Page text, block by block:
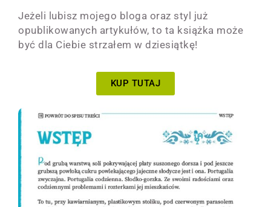
Jeżeli lubisz mojego bloga oraz styl już
opublikowanych artykułów, to ta książka może
być dla Ciebie strzałem w dziesiątkę!
KUP TUTAJ